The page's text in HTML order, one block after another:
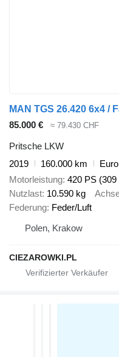
85.000 € ≈ 79.430 CHF
Pritsche LKW
2019
160.000 km
Motorleistung 420 PS (309
Nutzlast 10.590 kg
Federung Feder/Luft
Polen, Krakow
CIEZAROWKI.PL